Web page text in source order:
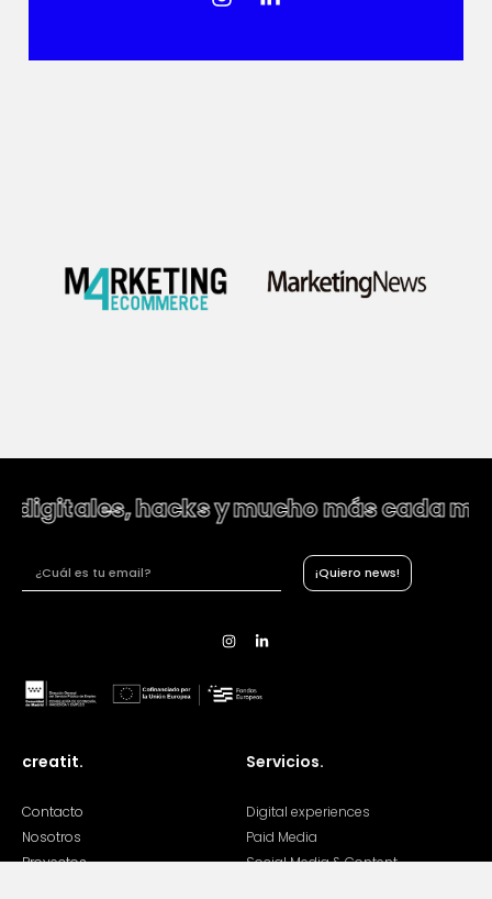
digitales, hacks y mucho más cada
¡Quiero news!
creatit.
Contacto
Nosotros
Proyectos
Servicios.
Digital experiences
Paid Media
Social Media & Content